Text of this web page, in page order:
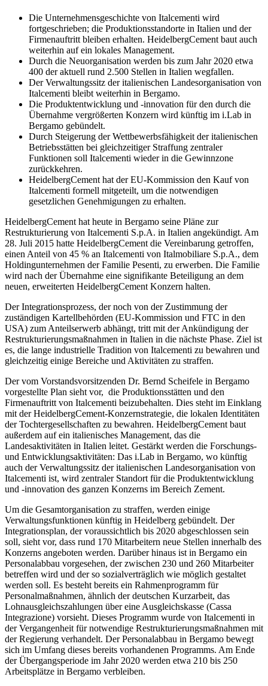
Die Unternehmensgeschichte von Italcementi wird
fortgeschrieben; die Produktionsstandorte in Italien und der
Firmenauftritt bleiben erhalten. HeidelbergCement baut auch
weiterhin auf ein lokales Management.
Durch die Neuorganisation werden bis zum Jahr 2020 etwa
400 der aktuell rund 2.500 Stellen in Italien wegfallen.
Der Verwaltungssitz der italienischen Landesorganisation von
Italcementi bleibt weiterhin in Bergamo.
Die Produktentwicklung und -innovation für den durch die
Übernahme vergrößerten Konzern wird künftig im i.Lab in
Bergamo gebündelt.
Durch Steigerung der Wettbewerbsfähigkeit der italienischen
Betriebsstätten bei gleichzeitiger Straffung zentraler
Funktionen soll Italcementi wieder in die Gewinnzone
zurückkehren.
HeidelbergCement hat der EU-Kommission den Kauf von
Italcementi formell mitgeteilt, um die notwendigen
gesetzlichen Genehmigungen zu erhalten.
HeidelbergCement hat heute in Bergamo seine Pläne zur
Restrukturierung von Italcementi S.p.A. in Italien angekündigt. Am
28. Juli 2015 hatte HeidelbergCement die Vereinbarung getroffen,
einen Anteil von 45 % an Italcementi von Italmobiliare S.p.A., dem
Holdingunternehmen der Familie Pesenti, zu erwerben. Die Familie
wird nach der Übernahme eine signifikante Beteiligung an dem
neuen, erweiterten HeidelbergCement Konzern halten.
Der Integrationsprozess, der noch von der Zustimmung der
zuständigen Kartellbehörden (EU-Kommission und FTC in den
USA) zum Anteilserwerb abhängt, tritt mit der Ankündigung der
Restrukturierungsmaßnahmen in Italien in die nächste Phase. Ziel ist
es, die lange industrielle Tradition von Italcementi zu bewahren und
gleichzeitig einige Bereiche und Aktivitäten zu straffen.
Der vom Vorstandsvorsitzenden Dr. Bernd Scheifele in Bergamo
vorgestellte Plan sieht vor, die Produktionsstätten und den
Firmenauftritt von Italcementi beizubehalten. Dies steht im Einklang
mit der HeidelbergCement-Konzernstrategie, die lokalen Identitäten
der Tochtergesellschaften zu bewahren. HeidelbergCement baut
außerdem auf ein italienisches Management, das die
Landesaktivitäten in Italien leitet. Gestärkt werden die Forschungs-
und Entwicklungsaktivitäten: Das i.Lab in Bergamo, wo künftig
auch der Verwaltungssitz der italienischen Landesorganisation von
Italcementi ist, wird zentraler Standort für die Produktentwicklung
und -innovation des ganzen Konzerns im Bereich Zement.
Um die Gesamtorganisation zu straffen, werden einige
Verwaltungsfunktionen künftig in Heidelberg gebündelt. Der
Integrationsplan, der voraussichtlich bis 2020 abgeschlossen sein
soll, sieht vor, dass rund 170 Mitarbeitern neue Stellen innerhalb des
Konzerns angeboten werden. Darüber hinaus ist in Bergamo ein
Personalabbau vorgesehen, der zwischen 230 und 260 Mitarbeiter
betreffen wird und der so sozialverträglich wie möglich gestaltet
werden soll. Es besteht bereits ein Rahmenprogramm für
Personalmaßnahmen, ähnlich der deutschen Kurzarbeit, das
Lohnausgleichszahlungen über eine Ausgleichskasse (Cassa
Integrazione) vorsieht. Dieses Programm wurde von Italcementi in
der Vergangenheit für notwendige Restrukturierungsmaßnahmen mit
der Regierung verhandelt. Der Personalabbau in Bergamo bewegt
sich im Umfang dieses bereits vorhandenen Programms. Am Ende
der Übergangsperiode im Jahr 2020 werden etwa 210 bis 250
Arbeitsplätze in Bergamo verbleiben.